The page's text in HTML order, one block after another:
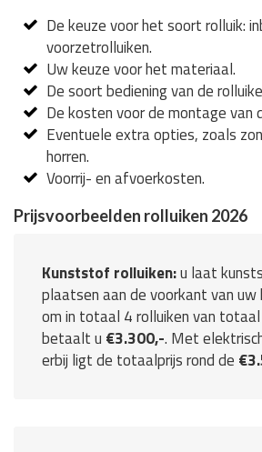
De keuze voor het soort rolluik:
voorzetrolluiken.
Uw keuze voor het materiaal.
De soort bediening van de
De kosten voor de montage van
Eventuele extra opties, zoals
horren.
Voorrij- en afvoerkosten.
Prijsvoorbeelden rolluiken 2026
Kunststof rolluiken:u laat
plaatsen aan de voorkant van
om in totaal 4 rolluiken van totaal
betaalt u €3.300,-. Met
erbij ligt de totaalprijs rond de